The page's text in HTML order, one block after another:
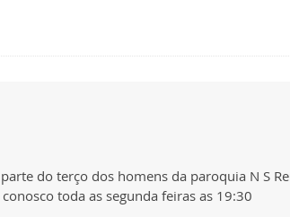
do terço dos homens da paroquia N S
toda as segunda feiras as 19:30